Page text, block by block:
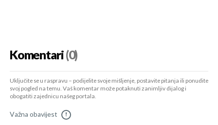
Komentari(0)
Uključite se u raspravu – podijelite svoje mišljenje, postavite pitanja ili ponudite
svoj pogled na temu. Vaš komentar može potaknuti zanimljiv dijalog i
obogatiti zajednicu našeg portala.
Važna obavijest !